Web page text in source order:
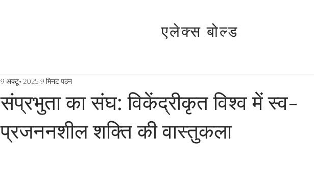
एलेक्स बोल्ड
संप्रभुता का संघ: विकेंद्रीकृत विश्व में स्व-
प्रजननशील शक्ति की वास्तुकला
9 अक्टू॰ 2025 9 मिनट पठन